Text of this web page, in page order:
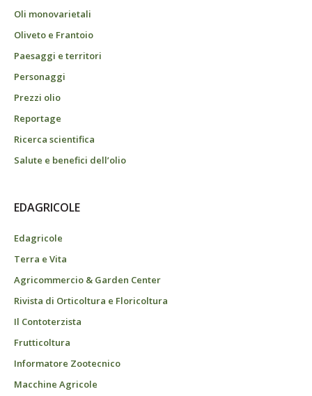
Oli monovarietali
Oliveto e Frantoio
Paesaggi e territori
Personaggi
Prezzi olio
Reportage
Ricerca scientifica
Salute e benefici dell’olio
EDAGRICOLE
Edagricole
Terra e Vita
Agricommercio & Garden Center
Rivista di Orticoltura e Floricoltura
Il Contoterzista
Frutticoltura
Informatore Zootecnico
Macchine Agricole